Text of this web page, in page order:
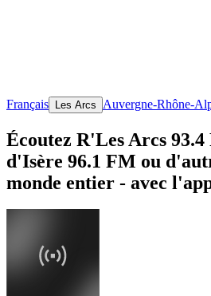
Français Les Arcs Auvergne-Rhône-
Écoutez R'Les Arcs
d'Isère 96.1 FM ou
monde entier - avec